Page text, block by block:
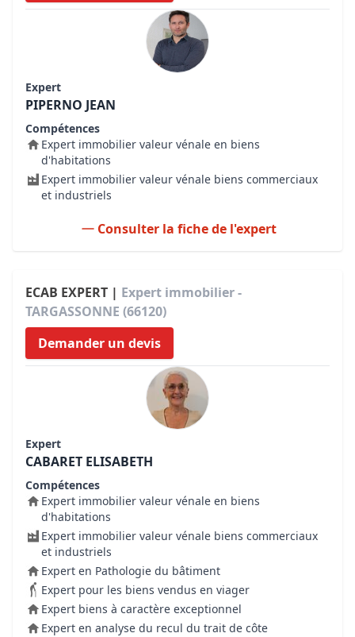
Expert
PIPERNO JEAN
Compétences
Expert immobilier valeur vénale en biens
d'habitations
Expert immobilier valeur vénale biens commerciaux
et industriels
Consulter la fiche de l'expert
ECAB EXPERT | Expert immobilier -
TARGASSONNE (66120)
Demander un devis
Expert
CABARET ELISABETH
Compétences
Expert immobilier valeur vénale en biens
d'habitations
Expert immobilier valeur vénale biens commerciaux
et industriels
Expert en Pathologie du bâtiment
Expert pour les biens vendus en viager
Expert biens à caractère exceptionnel
Expert en analyse du recul du trait de côte